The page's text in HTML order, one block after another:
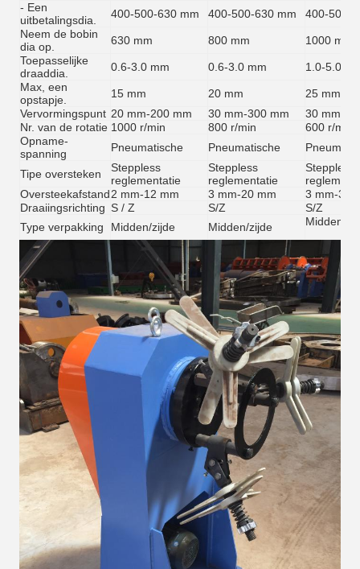
- Een
uitbetalingsdia.
400-500-630 mm 400-500-630 mm
400-500-
Neem de bobin
dia op.
630 mm 800 mm
1000 mm
Toepasselijke
draaddia.
0.6-3.0 mm 0.6-3.0 mm
1.0-5.0
Max, een
opstapje.
15 mm 20 mm
25 mm
Vervormingspunt 20 mm-200 mm 30 mm-300 mm
30 mm-
Nr. van de rotatie 1000 r/min 800 r/min
600 r/min
Opname-
spanning
Pneumatische Pneumatische
Tipe oversteken
Steppless
reglementatie
Steppless
reglementatie
Steppless
Oversteekafstand2 mm-12 mm 3 mm-20 mm
3 mm-30
Draaiingsrichting S / Z S/Z
S/Z
Type verpakking
Midden/zijde Midden/zijde Midden/